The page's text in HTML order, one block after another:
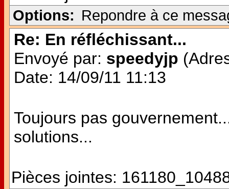
Options: Repondre à ce
Re: En réfléchissant...
Envoyé par: speedyjp
Date: 14/09/11 11:13
Toujours pas
solutions...
Pièces jointes: